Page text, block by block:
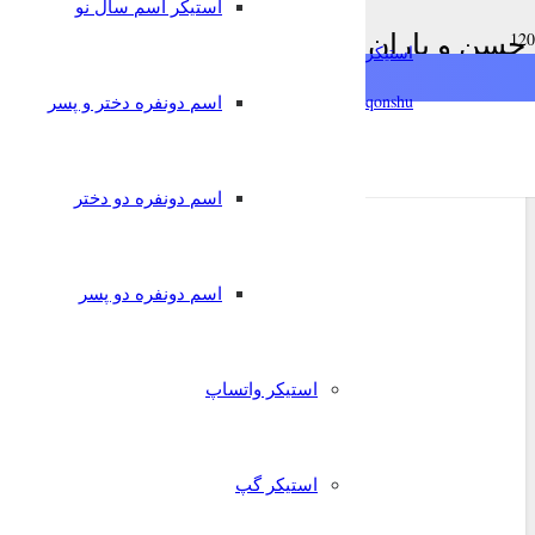
استیکرساز
qonshu@
استیکر اسم سال نو
اسم دونفره دختر و پسر
اسم دونفره دو دختر
اسم دونفره دو پسر
استیکر واتساپ
استیکر گپ
حسن و باران